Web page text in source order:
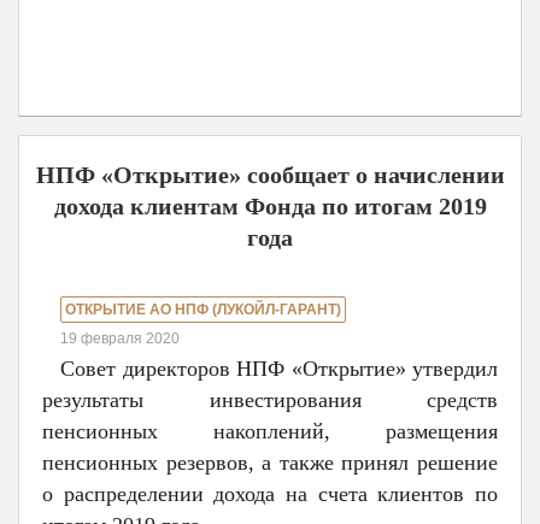
НПФ «Открытие» сообщает о начислении
дохода клиентам Фонда по итогам 2019
года
ОТКРЫТИЕ АО НПФ (ЛУКОЙЛ-ГАРАНТ)
19 февраля 2020
Совет директоров НПФ «Открытие» утвердил
результаты инвестирования средств
пенсионных накоплений, размещения
пенсионных резервов, а также принял решение
о распределении дохода на счета клиентов по